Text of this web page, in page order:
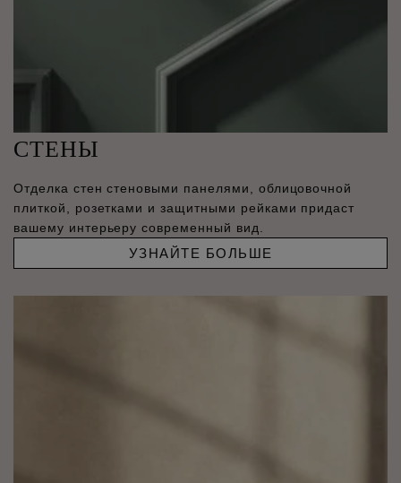
СТЕНЫ
Отделка стен стеновыми панелями, облицовочной
плиткой, розетками и защитными рейками придаст
вашему интерьеру современный вид.
УЗНАЙТЕ БОЛЬШЕ